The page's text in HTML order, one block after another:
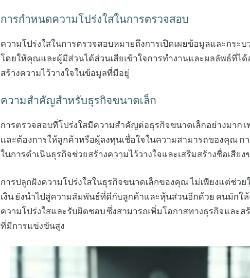
การกำหนดความโปร่งใสในการตรวจสอบ
ความโปร่งใสในการตรวจสอบหมายถึงการเปิดเผยข้อมูลและกระ
โดยให้คุณและผู้มีส่วนได้ส่วนเสียเข้าใจการทำงานและผลลัพธ์ที่ได้
สร้างความไว้วางใจในข้อมูลที่มีอยู่
ความสำคัญสำหรับธุรกิจขนาดเล็ก
การตรวจสอบที่โปร่งใสมีความสำคัญต่อธุรกิจขนาดเล็กอย่างมาก
และต้องการให้ลูกค้าหรือผู้ลงทุนเชื่อใจในความสามารถของคุณ ก
ในการดำเนินธุรกิจช่วยสร้างความไว้วางใจและเสริมสร้างชื่อเสีย
การปลูกฝังความโปร่งใสในธุรกิจขนาดเล็กของคุณ ไม่เพียงแต่ช่ว
เงิน ยังนำไปสู่ความสัมพันธ์ที่ดีกับลูกค้าและหุ้นส่วนอีกด้วย คนมัก
ความโปร่งใสและรับผิดชอบ ซึ่งสามารถเพิ่มโอกาสทางธุรกิจและ
ที่มีการแข่งขันสูง